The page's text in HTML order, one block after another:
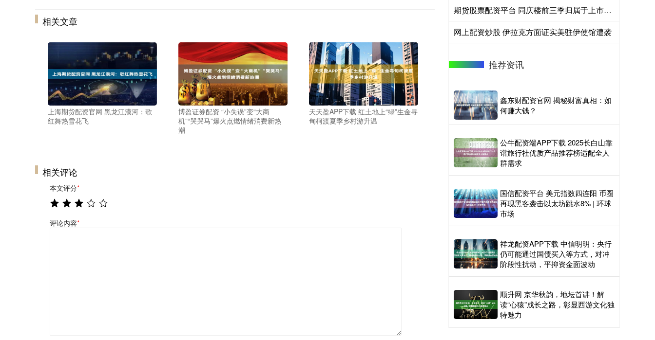
相关文章
上海期货配资官网 黑龙江漠河：歌
红舞热雪花飞
博盈证券配资 “小失误”变“大商
机”“哭哭马”爆火点燃情绪消费新热
潮
天天盈APP下载 红土地上“绿”生金寻
甸柯渡夏季乡村游升温
相关评论
本文评分*
评论内容*
期货股票配资平台 同庆楼前三季归属于上市公司股东的净利润同比减少63.79%
网上配资炒股 伊拉克方面证实美驻伊使馆遭袭
推荐资讯
鑫东财配资官网 揭秘财富真相：如
何赚大钱？
公牛配资端APP下载 2025长白山靠
谱旅行社优质产品推荐榜适配全人
群需求
国信配资平台 美元指数四连阳 币圈
再现黑客袭击以太坊跳水8% | 环球
市场
祥龙配资APP下载 中信明明：央行
仍可能通过国债买入等方式，对冲
阶段性扰动，平抑资金面波动
顺升网 京华秋韵，地坛首讲！解
读“心猿”成长之路，彰显西游文化独
特魅力